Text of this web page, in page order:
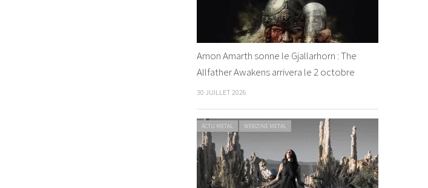
Amon Amarth sonne le Gjallarhorn : The
Allfather Awakens arrivera le 2 octobre
30 JUILLET 2026
ACTU METAL WEBZINE METAL